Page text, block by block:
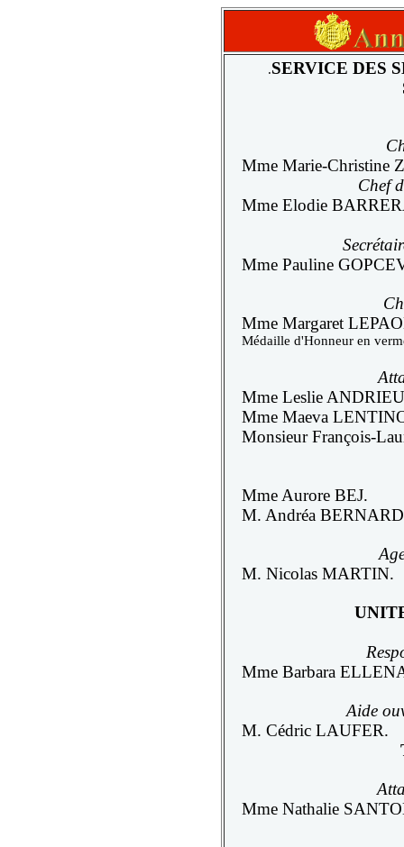
.SERVICE DES
Mme Marie-Christine
Chef
Mme Elodie
Mme Pauline
Mme Margaret
Médaille d'Honneur en
Mme Leslie
Mme Maeva
Monsieur François-
Mme Aurore BEJ.
M. Andréa
M. Nicolas MARTIN.
Mme Barbara
Aide
M. Cédric LAUFER.
Mme Nathalie